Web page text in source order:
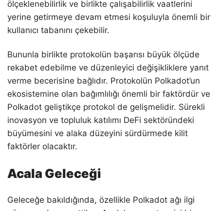
ölçeklenebilirlik ve birlikte çalışabilirlik vaatlerini
yerine getirmeye devam etmesi koşuluyla önemli bir
kullanıcı tabanını çekebilir.
Bununla birlikte protokolün başarısı büyük ölçüde
rekabet edebilme ve düzenleyici değişikliklere yanıt
verme becerisine bağlıdır. Protokolün Polkadot’un
ekosistemine olan bağımlılığı önemli bir faktördür ve
Polkadot geliştikçe protokol de gelişmelidir. Sürekli
inovasyon ve topluluk katılımı DeFi sektöründeki
büyümesini ve alaka düzeyini sürdürmede kilit
faktörler olacaktır.
Acala Geleceği
Geleceğe bakıldığında, özellikle Polkadot ağı ilgi